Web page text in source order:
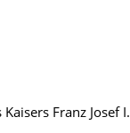
Franz Josef I.